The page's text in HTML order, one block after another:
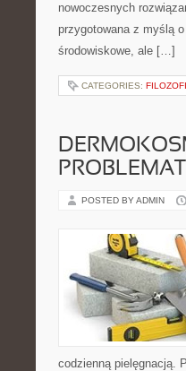
nowoczesnych
przygotowana z myślą
środowiskowe, ale […]
CATEGORIES:
POSTED BY ADMIN
codzienną pielęgnacją.